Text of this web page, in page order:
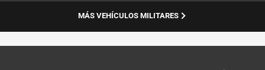
MÁS VEHÍCULOS MILITARES